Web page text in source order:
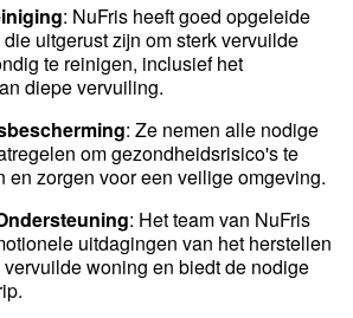
: NuFris heeft goed opgeleide
uitgerust zijn om sterk vervuilde
te reinigen, inclusief het
diepe vervuiling.
: Ze nemen alle nodige
om gezondheidsrisico's te
en zorgen voor een veilige omgeving.
: Het team van NuFris
uitdagingen van het herstellen
woning en biedt de nodige